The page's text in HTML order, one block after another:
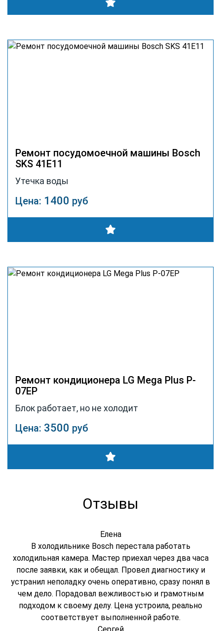
Ремонт посудомоечной машины Bosch
SKS 41E11
Утечка воды
Цена: 1400 руб
Ремонт кондиционера LG Mega Plus P-
07EP
Блок работает, но не холодит
Цена: 3500 руб
Отзывы
Елена
В холодильнике Bosch перестала работать
холодильная камера. Мастер приехал через два часа
после заявки, как и обещал. Провел диагностику и
устранил неполадку очень оперативно, сразу понял в
чем дело. Порадовал вежливостью и грамотным
подходом к своему делу. Цена устроила, реально
соответствует выполненной работе.